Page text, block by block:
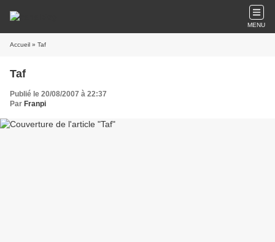
MENU
Accueil » Taf
Taf
Publié le 20/08/2007 à 22:37
Par Franpi